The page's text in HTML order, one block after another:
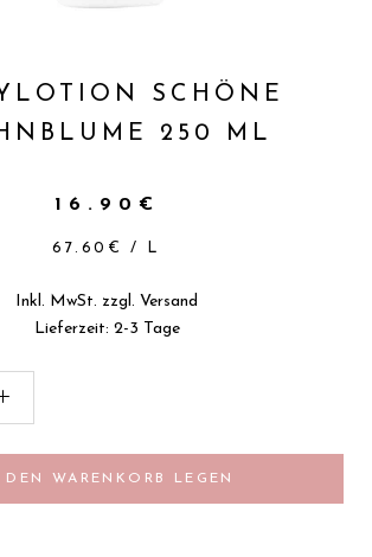
SCHÖNE
250 ML
16.90€
67.60€ / L
Inkl. MwSt. zzgl. Versand
Lieferzeit: 2-3 Tage
DEN WARENKORB LEGEN